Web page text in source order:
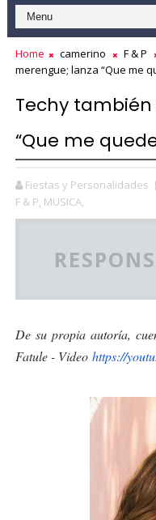
Home camerino F & P
merengue; lanza “Que me
Techy
“Que me
Fiestas y Personalidades
F & P, MUSICA,
De su propia autoría,
Fatule - Video https://